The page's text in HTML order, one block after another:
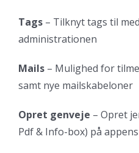
Tags – Tilknyt tags til
administrationen
Mails – Mulighed for
samt nye mailskabeloner
Opret genveje – Opret
Pdf & Info-box) på